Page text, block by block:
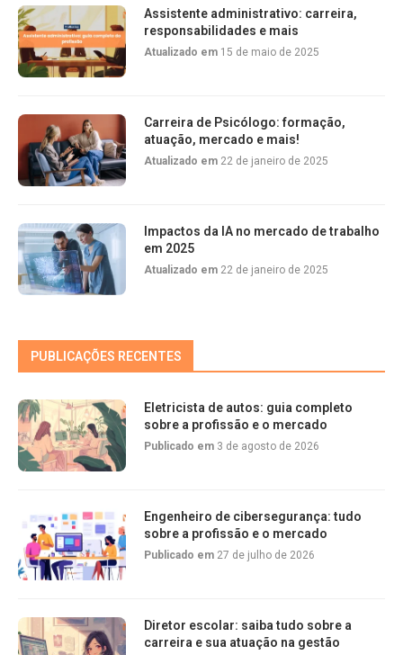
Assistente administrativo: carreira,
responsabilidades e mais
Atualizado em 15 de maio de 2025
Carreira de Psicólogo: formação,
atuação, mercado e mais!
Atualizado em 22 de janeiro de 2025
Impactos da IA no mercado de trabalho
em 2025
Atualizado em 22 de janeiro de 2025
PUBLICAÇÕES RECENTES
Eletricista de autos: guia completo
sobre a profissão e o mercado
Publicado em 3 de agosto de 2026
Engenheiro de cibersegurança: tudo
sobre a profissão e o mercado
Publicado em 27 de julho de 2026
Diretor escolar: saiba tudo sobre a
carreira e sua atuação na gestão